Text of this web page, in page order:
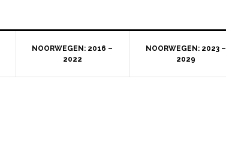
NOORWEGEN: 2016 –
2022
NOORWEGEN: 2023 –
2029